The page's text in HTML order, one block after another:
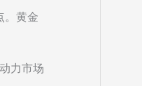
。黄金
力市场